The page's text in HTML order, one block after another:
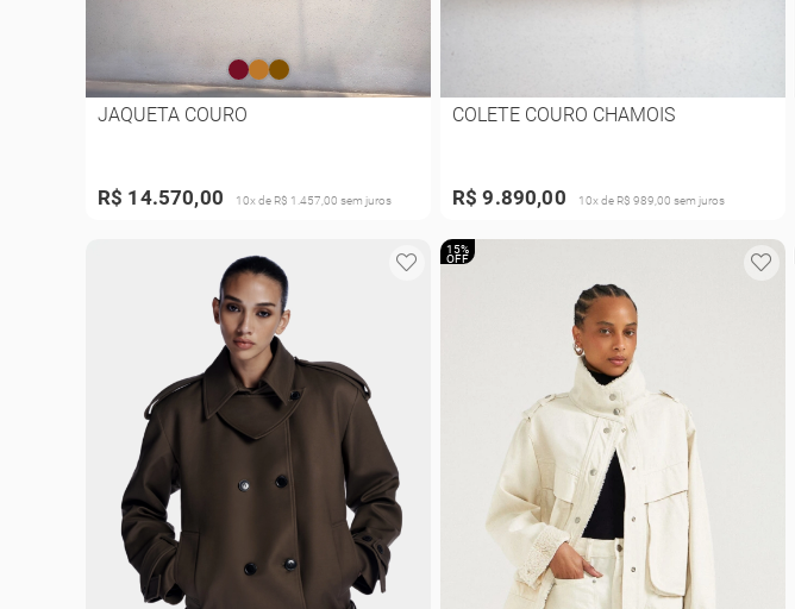
JAQUETA COURO
R$ 14.570,00 10x de R$ 1.457,00 sem juros
COLETE COURO CHAMOIS
R$ 9.890,00 10x de R$ 989,00 sem juros
15%
OFF